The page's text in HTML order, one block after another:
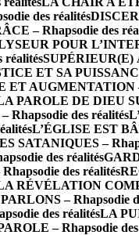
des réalités
– Rhapsodie des
POUR
réalitésSUPÉRIEUR(E)
ET SA
ET AUGMENTATION
PAROLE DE DIEU
Rhapsodie des réalités
L’ÉGLISE EST
SATANIQUES –
des réalités
des réalités
RÉVÉLATION
– Rhapsodie
des réalitésLA
– Rhapsodie des